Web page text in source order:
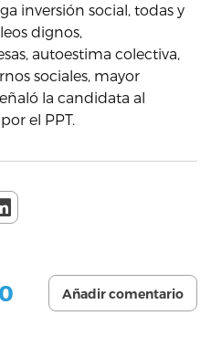
inversión social, todas y
dignos,
autoestima colectiva,
sociales, mayor
la candidata al
el PPT.
0 Añadir comentario